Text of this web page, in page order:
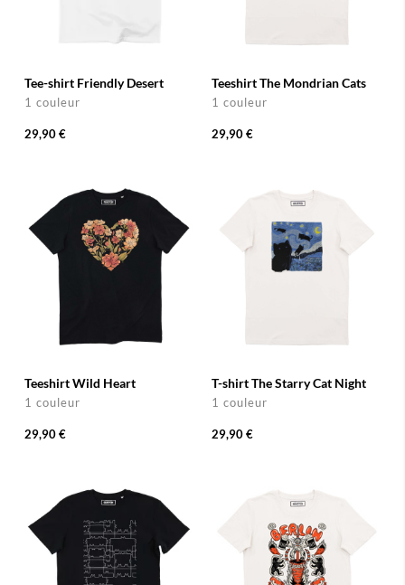
Tee-shirt Friendly Desert
1 couleur
29,90 €
Teeshirt The Mondrian Cats
1 couleur
29,90 €
Teeshirt Wild Heart
1 couleur
29,90 €
T-shirt The Starry Cat Night
1 couleur
29,90 €